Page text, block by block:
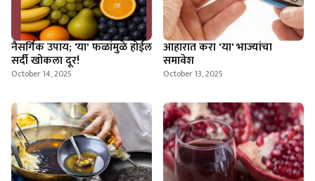
नैसर्गिक उपाय; 'या' फळांमुळे होईल
सर्दी खोकला दूर!
October 14, 2025
आहारात करा 'या' भाज्यांचा
समावेश
October 13, 2025